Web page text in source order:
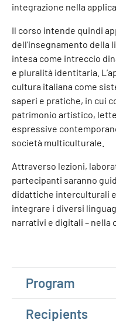
integrazione nella
Il corso intende quindi
dell’insegnamento della
intesa come intreccio
e pluralità identitaria.
cultura italiana come
saperi e pratiche, in cui
patrimonio artistico,
espressive
società multiculturale.
Attraverso lezioni,
partecipanti saranno
didattiche interculturali
integrare i diversi
narrativi e digitali – nella
Program
Recipients